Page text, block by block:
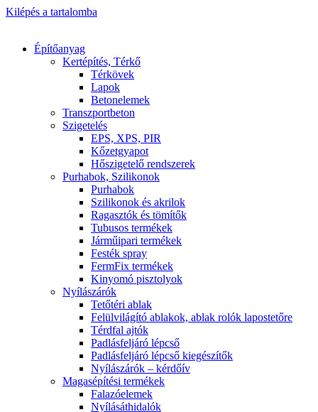
Kilépés a tartalomba
Építőanyag
Kertépítés, Térkő
Térkövek
Lapok
Betonelemek
Transzportbeton
Szigetelés
EPS, XPS, PIR
Kőzetgyapot
Hőszigetelő rendszerek
Purhabok, Szilikonok
Purhabok
Szilikonok és akrilok
Ragasztók és tömítők
Tubusos termékek
Járműipari termékek
Festék spray
FermFix termékek
Kinyomó pisztolyok
Nyílászárók
Tetőtéri ablak
Felülvilágító ablakok, ablak rolók lapostetőre
Térdfal ajtók
Padlásfeljáró lépcső
Padlásfeljáró lépcső kiegészítők
Nyílászárók – kérdőív
Magasépítési termékek
Falazóelemek
Nyílásáthidalók